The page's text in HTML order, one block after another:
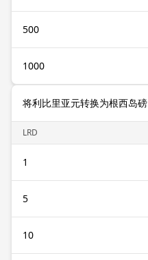
500
1000
将利比里亚元转换为根西岛磅
LRD
1
5
10